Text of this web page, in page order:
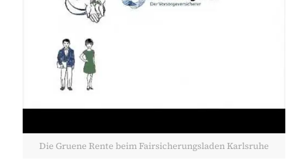
Die Gruene Rente beim Fairsicherungsladen Karlsruhe